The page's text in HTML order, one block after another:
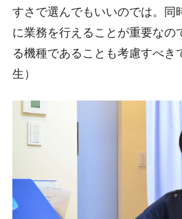
すさで選んでもいいのでは。同
に業務を行えることが重要なの
る機種であることも考慮すべき
生）